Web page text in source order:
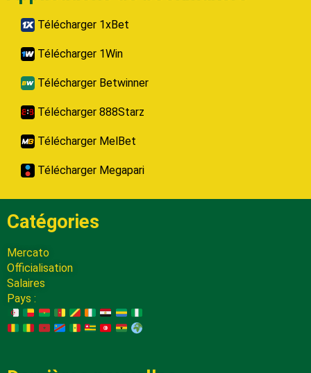
Télécharger 1xBet
Télécharger 1Win
Télécharger Betwinner
Télécharger 888Starz
Télécharger MelBet
Télécharger Megapari
Catégories
Mercato
Officialisation
Salaires
Pays :